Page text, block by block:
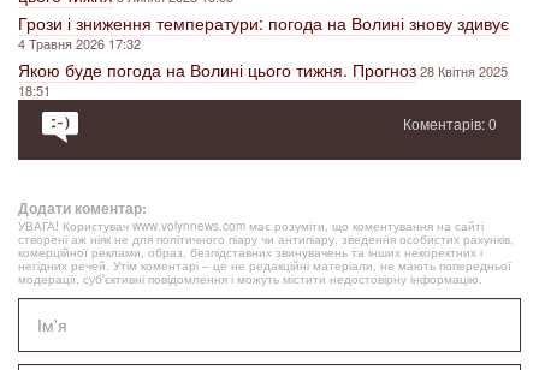
Грози і зниження температури: погода на Волині знову здивує
4 Травня 2026 17:32
Якою буде погода на Волині цього тижня. Прогноз28 Квітня 2025
18:51
Коментарів: 0
Додати коментар:
УВАГА! Користувач www.volynnews.com має розуміти, що коментування на сайті
створені аж ніяк не для політичного піару чи антипіару, зведення особистих рахунків,
комерційної реклами, образ, безпідставних звинувачень та інших некоректних і
негідних речей. Утім коментарі – це не редакційні матеріали, не мають попередньої
модерації, суб’єктивні повідомлення і можуть містити недостовірну інформацію.